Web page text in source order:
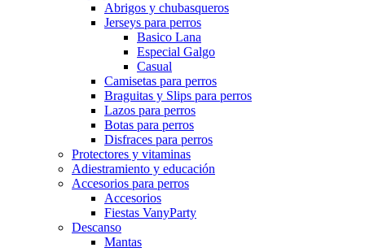
Abrigos y chubasqueros
Jerseys para perros
Basico Lana
Especial Galgo
Casual
Camisetas para perros
Braguitas y Slips para perros
Lazos para perros
Botas para perros
Disfraces para perros
Protectores y vitaminas
Adiestramiento y educación
Accesorios para perros
Accesorios
Fiestas VanyParty
Descanso
Mantas